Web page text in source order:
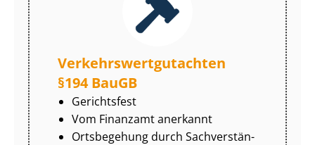
Ver­kehrs­wert­gut­ach­ten
§194 BauGB
Gerichtsfest
Vom Finanzamt anerkannt
Ortsbegehung durch Sach­ver­stän­